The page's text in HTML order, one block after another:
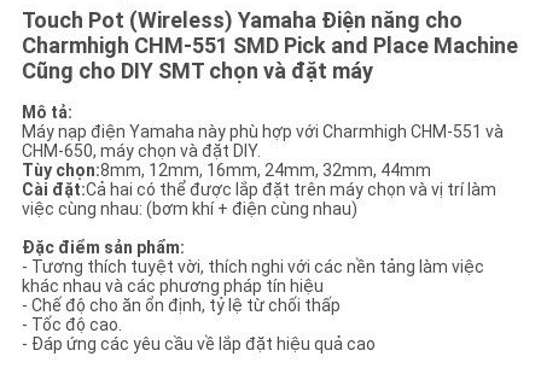
SƠ
ĐỒ
TRANG
WEB
CHÍNH
SÁCH
BẢO
MẬT
Touch Pot (Wireless) Yamaha Điện năng cho
Charmhigh CHM-551 SMD Pick and Place Machine
Cũng cho DIY SMT chọn và đặt máy
Mô tả:
Máy nạp điện Yamaha này phù hợp với Charmhigh CHM-551 và
CHM-650, máy chọn và đặt DIY.
Tùy chọn:8mm, 12mm, 16mm, 24mm, 32mm, 44mm
Cài đặt:Cả hai có thể được lắp đặt trên máy chọn và vị trí làm
việc cùng nhau: (bơm khí + điện cùng nhau)
Đặc điểm sản phẩm:
- Tương thích tuyệt vời, thích nghi với các nền tảng làm việc
khác nhau và các phương pháp tín hiệu
- Chế độ cho ăn ổn định, tỷ lệ từ chối thấp
- Tốc độ cao.
- Đáp ứng các yêu cầu về lắp đặt hiệu quả cao